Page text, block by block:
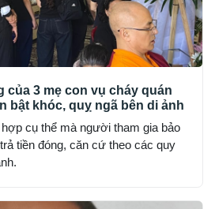
của 3 mẹ con vụ cháy quán
bật khóc, quỵ ngã bên di ảnh
cụ thể mà người tham gia bảo
tiền đóng, căn cứ theo các quy